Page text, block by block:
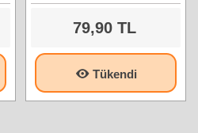
79,90 TL
Tükendi